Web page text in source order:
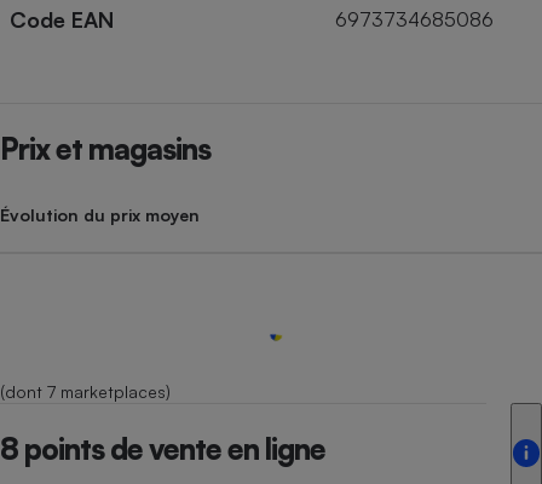
Code EAN 6973734685086
Prix et magasins
Évolution du prix moyen
(dont 7 marketplaces)
8 points de vente en ligne